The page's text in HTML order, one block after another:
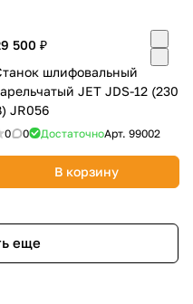
500 ₽
шлифовальный
JET JDS-12 (230
JR056
0 0 ДостаточноАрт. 99002
В корзину
еще